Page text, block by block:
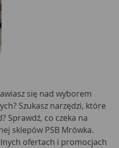
się nad wyborem
Szukasz narzędzi, które
Sprawdź, co czeka na
sklepów PSB Mrówka.
ofertach i promocjach